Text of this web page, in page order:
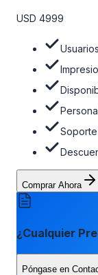
opción de
la tabla de
USD 4999
Comprar Ahora
¿Cualquier
Póngase en